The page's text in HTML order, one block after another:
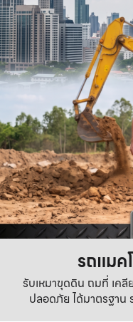
รถแมค
รับเหมาขุดดิน ถมที่ เค
ปลอดภัย ได้มาตรฐาน